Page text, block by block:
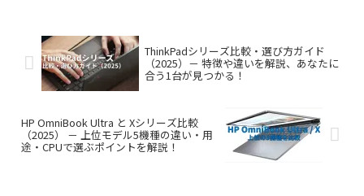
ThinkPadシリーズ比較・選び方ガイド
（2025）－ 特徴や違いを解説、あなたに
合う1台が見つかる！
HP OmniBook Ultra と Xシリーズ比較
（2025） － 上位モデル5機種の違い・用
途・CPUで選ぶポイントを解説！